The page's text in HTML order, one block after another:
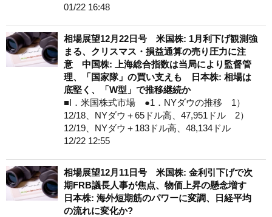
01/22 16:48
相場展望12月22日号 米国株: 1月利下げ観測強
まる、クリスマス・損益通算の売り圧力に注
意 中国株: 上海総合指数は当局により監督管
理、「国家隊」の買い支えも 日本株: 相場は
底堅く、「W型」で推移継続か
■I．米国株式市場 ●1．NYダウの推移 1）
12/18、NYダウ＋65ドル高、47,951ドル 2）
12/19、NYダウ＋183ドル高、48,134ドル
12/22 12:55
相場展望12月11日号 米国株: 金利引下げで次
期FRB議長人事が焦点、物価上昇の懸念増す
日本株: 海外短期筋のパワーに変調、日経平均
の流れに変化か?